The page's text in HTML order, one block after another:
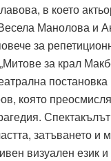
в което
Манолова и
за
за крал
която
затъването и
визуален език